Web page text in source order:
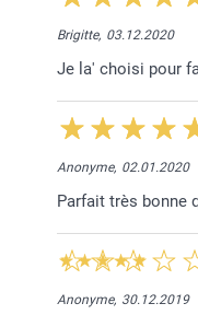
Brigitte, 03.12.2020
Je la' choisi pour
Anonyme, 02.01.2020
Parfait très bonne
Anonyme, 30.12.2019